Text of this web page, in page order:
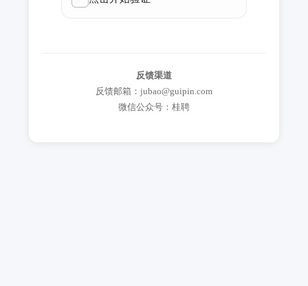
反馈渠道
反馈邮箱：jubao@guipin.com
微信公众号：桂聘